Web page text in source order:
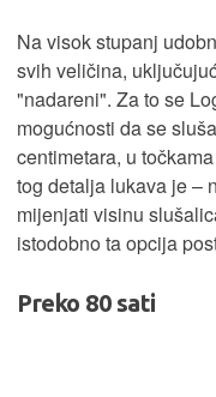
Na visok stupanj
svih veličina,
"nadareni". Za to se
mogućnosti da se
centimetara, u
tog detalja lukava je –
mijenjati visinu
istodobno ta opcija
Preko 80 sati